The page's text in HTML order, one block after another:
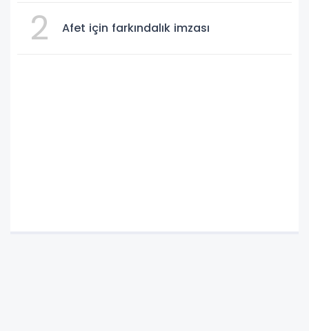
2 Afet için farkındalık imzası